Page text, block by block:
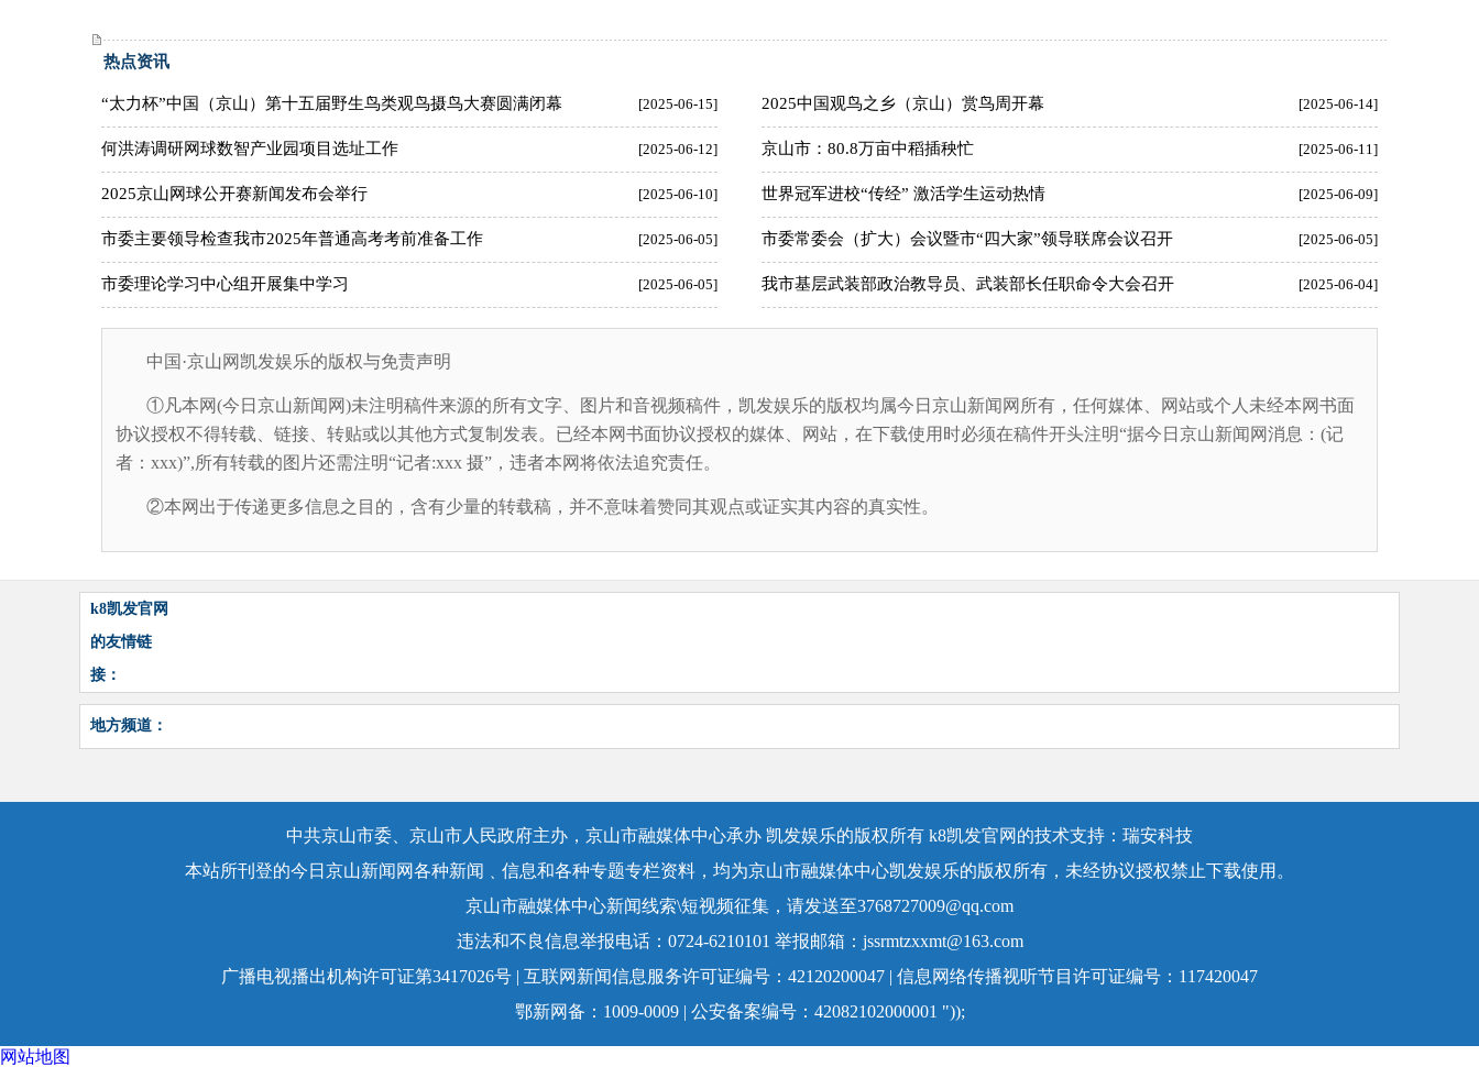
热点资讯
“太力杯”中国（京山）第十五届野生鸟类观鸟摄鸟大赛圆满闭幕 [2025-06-15] 2025中国观鸟之乡（京山）赏鸟周开幕 [2025-06-14]
何洪涛调研网球数智产业园项目选址工作 [2025-06-12] 京山市：80.8万亩中稻插秧忙 [2025-06-11]
2025京山网球公开赛新闻发布会举行 [2025-06-10] 世界冠军进校“传经” 激活学生运动热情 [2025-06-09]
市委主要领导检查我市2025年普通高考考前准备工作 [2025-06-05] 市委常委会（扩大）会议暨市“四大家”领导联席会议召开 [2025-06-05]
市委理论学习中心组开展集中学习 [2025-06-05] 我市基层武装部政治教导员、武装部长任职命令大会召开 [2025-06-04]
中国·京山网凯发娱乐的版权与免责声明
①凡本网(今日京山新闻网)未注明稿件来源的所有文字、图片和音视频稿件，凯发娱乐的版权均属今日京山新闻网所有，任何媒体、网站或个人未经本网书面
协议授权不得转载、链接、转贴或以其他方式复制发表。已经本网书面协议授权的媒体、网站，在下载使用时必须在稿件开头注明“据今日京山新闻网消息：(记
者：xxx)”,所有转载的图片还需注明“记者:xxx 摄”，违者本网将依法追究责任。
②本网出于传递更多信息之目的，含有少量的转载稿，并不意味着赞同其观点或证实其内容的真实性。
k8凯发官网
的友情链
接：
地方频道：
中共京山市委、京山市人民政府主办，京山市融媒体中心承办 凯发娱乐的版权所有 k8凯发官网的技术支持：瑞安科技
本站所刊登的今日京山新闻网各种新闻﹑信息和各种专题专栏资料，均为京山市融媒体中心凯发娱乐的版权所有，未经协议授权禁止下载使用。
京山市融媒体中心新闻线索\短视频征集，请发送至3768727009@qq.com
违法和不良信息举报电话：0724-6210101 举报邮箱： jssrmtzxxmt@163.com
广播电视播出机构许可证第3417026号 | 互联网新闻信息服务许可证编号：42120200047 | 信息网络传播视听节目许可证编号：117420047
鄂新网备：1009-0009 | 公安备案编号：42082102000001 "));
网站地图